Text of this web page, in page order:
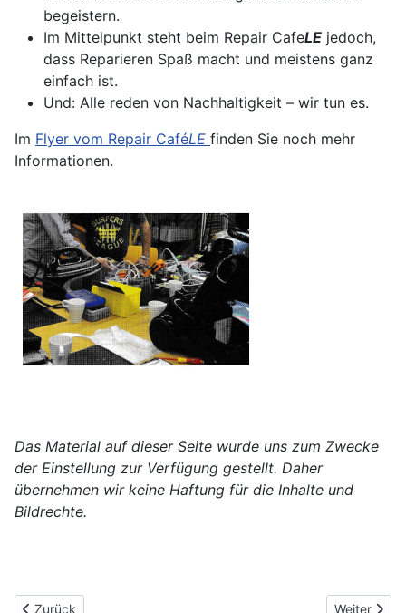
begeistern.
Im Mittelpunkt steht beim Repair CafeLE jedoch,
dass Reparieren Spaß macht und meistens ganz
einfach ist.
Und: Alle reden von Nachhaltigkeit – wir tun es.
Im Flyer vom Repair CaféLE finden Sie noch mehr
Informationen.
Das Material auf dieser Seite wurde uns zum Zwecke
der Einstellung zur Verfügung gestellt. Daher
übernehmen wir keine Haftung für die Inhalte und
Bildrechte.
Vorheriger Beitrag: Ludwig-Uhland-Schule GWRS
Zurück Nächster
Weiter